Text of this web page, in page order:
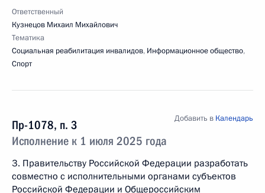
Ответственный
Кузнецов Михаил Михайлович
Тематика
Социальная реабилитация инвалидов, Информационное общество,
Спорт
Пр-1078, п. 3
Исполнение к 1 июля 2025 года
Добавить в Календарь
3. Правительству Российской Федерации разработать
совместно с исполнительными органами субъектов
Российской Федерации и Общероссийским